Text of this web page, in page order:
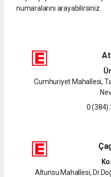
numaralarını arayabilirsiniz.
Cumhuriyet Mahallesi,
0 (384)
Altunsu Mahallesi,